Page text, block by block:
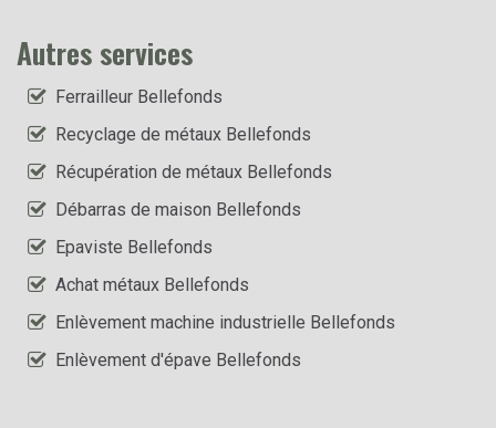
Autres services
Ferrailleur Bellefonds
Recyclage de métaux Bellefonds
Récupération de métaux Bellefonds
Débarras de maison Bellefonds
Epaviste Bellefonds
Achat métaux Bellefonds
Enlèvement machine industrielle Bellefonds
Enlèvement d'épave Bellefonds